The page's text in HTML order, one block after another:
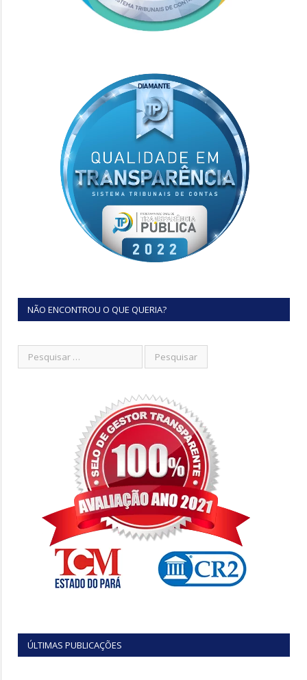
NÃO ENCONTROU O QUE QUERIA?
ÚLTIMAS PUBLICAÇÕES